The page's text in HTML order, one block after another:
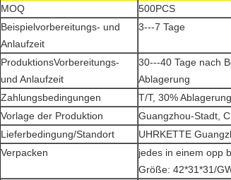
MOQ
500PCS
Beispielvorbereitungs- und
Anlaufzeit
3---7 Tage
ProduktionsVorbereitungs-
und Anlaufzeit
30---40 Tage nach
Ablagerung
Zahlungsbedingungen
T/T, 30%
Vorlage der Produktion
Guangzhou-Stadt,
Lieferbedingung/Standort
UHRKETTE
Verpacken
jedes in einem opp
Größe: 42*31*31/